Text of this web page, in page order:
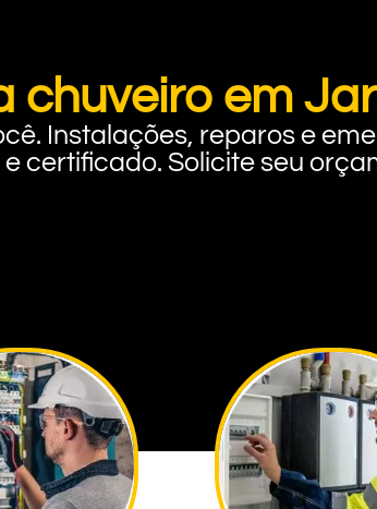
chuveiro em
Instalações, reparos e
certificado. Solicite seu